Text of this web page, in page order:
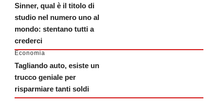
Sinner, qual è il titolo di
studio nel numero uno al
mondo: stentano tutti a
crederci
Economia
Tagliando auto, esiste un
trucco geniale per
risparmiare tanti soldi